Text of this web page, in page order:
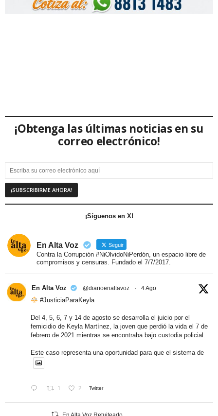
¡Obtenga las últimas noticias en su
correo electrónico!
¡Síguenos en X!
En Alta Voz Seguir
Contra la Corrupción #NiOlvidoNiPerdón, un espacio libre de
compromisos y censuras. Fundado el 7/7/2017.
En Alta Voz @diarioenaltavoz · 4 Ago
#JusticiaParaKeyla
Del 4, 5, 6, 7 y 14 de agosto se desarrolla el juicio por el
femicidio de Keyla Martínez, la joven que perdió la vida el 7 de
febrero de 2021 mientras se encontraba bajo custodia policial.
Este caso representa una oportunidad para que el sistema de
1 2 Twitter